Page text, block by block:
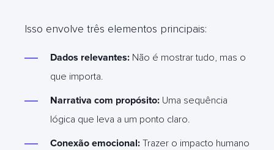
Isso envolve três elementos principais:
Dados relevantes: Não é mostrar tudo, mas o
que importa.
Narrativa com propósito: Uma sequência
lógica que leva a um ponto claro.
Conexão emocional: Trazer o impacto humano